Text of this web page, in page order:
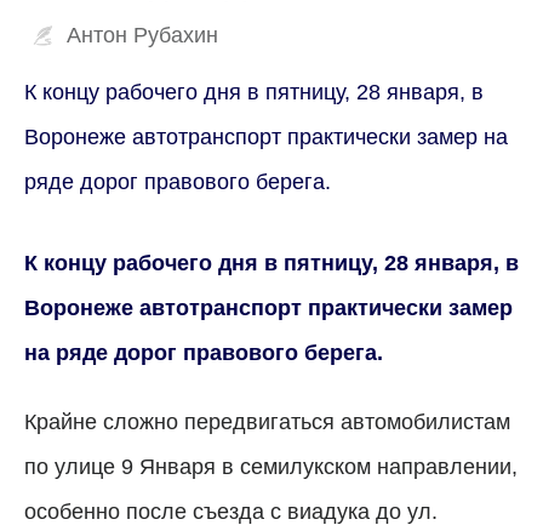
Антон Рубахин
К концу рабочего дня в пятницу, 28 января, в
Воронеже автотранспорт практически замер на
ряде дорог правового берега.
К концу рабочего дня в пятницу, 28 января, в
Воронеже автотранспорт практически замер
на ряде дорог правового берега.
Крайне сложно передвигаться автомобилистам
по улице 9 Января в семилукском направлении,
особенно после съезда с виадука до ул.